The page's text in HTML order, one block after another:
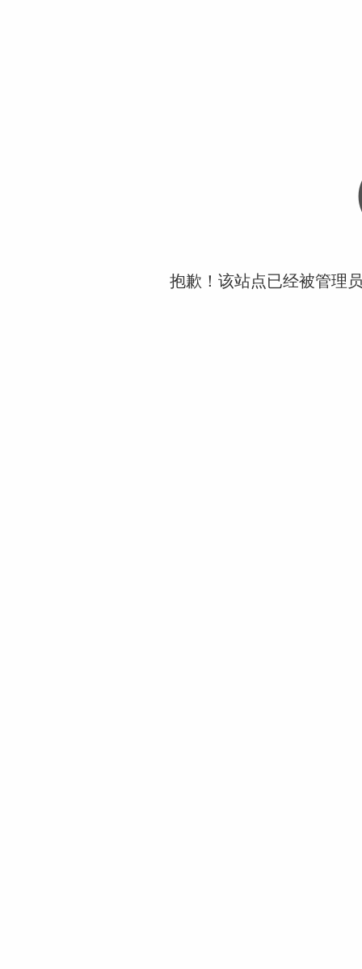
抱歉！该站点已经被管理